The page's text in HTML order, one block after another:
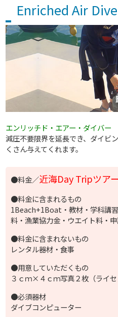
Enriched Air
エンリッチド・エアー・ダイバー
減圧不要限界を延長でき、ダイビ
くさん与えてくれます。
●料金／近海Day Tripツア
●料金に含まれるもの
1Beach+1Boat・教材・学科講
料・漁業協力金・ウエイト料・
●料金に含まれないもの
レンタル器材・食事
●用意していただくもの
３ｃｍ×４ｃｍ写真２枚（ライセ
●必須器材
ダイブコンピューター